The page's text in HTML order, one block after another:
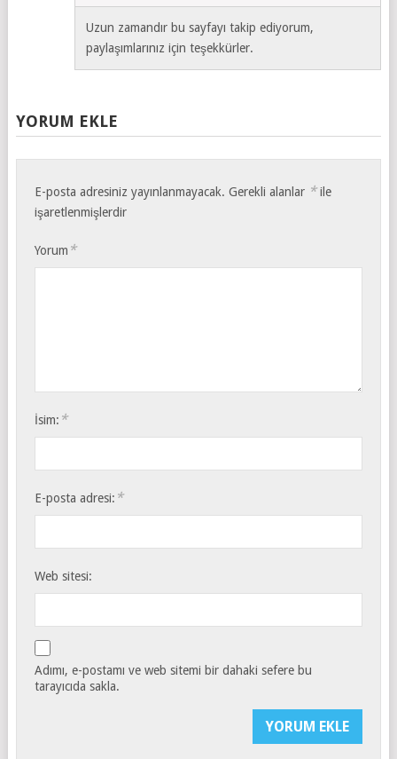
Uzun zamandır bu sayfayı takip ediyorum,
paylaşımlarınız için teşekkürler.
YORUM EKLE
E-posta adresiniz yayınlanmayacak. Gerekli alanlar *ile
işaretlenmişlerdir
Yorum *
İsim: *
E-posta adresi: *
Web sitesi:
Adımı, e-postamı ve web sitemi bir dahaki sefere bu
tarayıcıda sakla.